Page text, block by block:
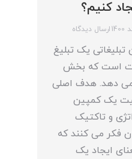
کنیم؟
ارسال دیدگاه
یک تبلیغ
است که بخش
می دهد. هدف اصلی
یک کمپین
و تاکتیک
فکر می کنند که
ایجاد یک